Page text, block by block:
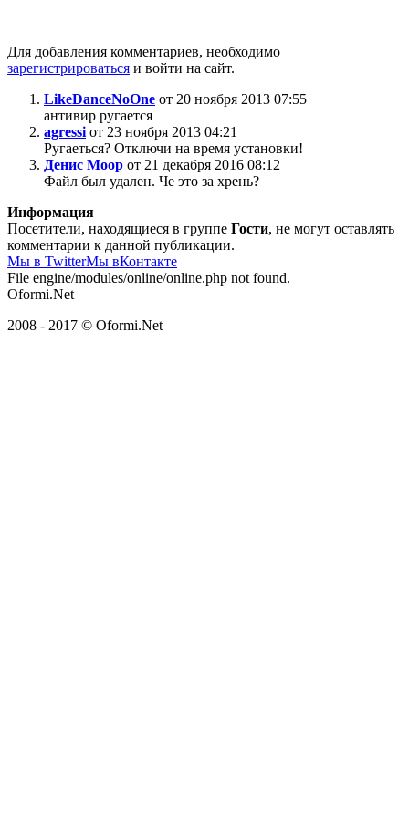
Для добавления комментариев, необходимо
зарегистрироваться и войти на сайт.
LikeDanceNoOne от 20 ноября 2013 07:55
антивир ругается
agressi от 23 ноября 2013 04:21
Ругаеться? Отключи на время установки!
Денис Моор от 21 декабря 2016 08:12
Файл был удален. Че это за хрень?
Информация
Посетители, находящиеся в группе Гости, не могут оставлять
комментарии к данной публикации.
Мы в TwitterМы вКонтакте
File engine/modules/online/online.php not found.
Oformi.Net
2008 - 2017 © Oformi.Net